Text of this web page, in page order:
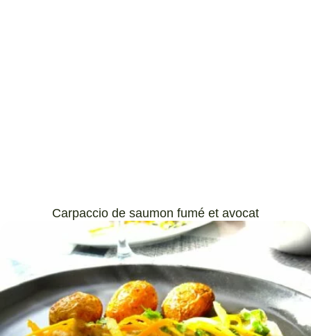
Carpaccio de saumon fumé et avocat